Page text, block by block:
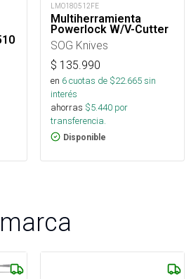
LMO180512FE
Multiherramienta
Powerlock W/V-Cutter
SOG Knives
$ 135.990
en 6cuotas de $22.665sin
interés
ahorras $5.440 por
transferencia.
Disponible